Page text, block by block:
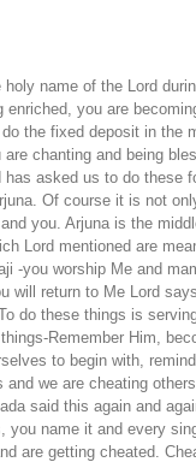
name of the Lord
you are
the fixed deposit in the
chanting and being
has asked us to do these
Of course it is not
you. Arjuna is the
Lord mentioned are
-you worship Me and
will return to Me Lord
do these things is
Remember Him,
to begin with,
we are cheating
said this again and
name it and every
are getting cheated.